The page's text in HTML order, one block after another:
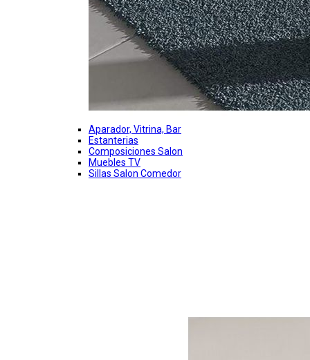
Aparador, Vitrina, Bar
Estanterias
Composiciones Salon
Muebles TV
Sillas Salon Comedor